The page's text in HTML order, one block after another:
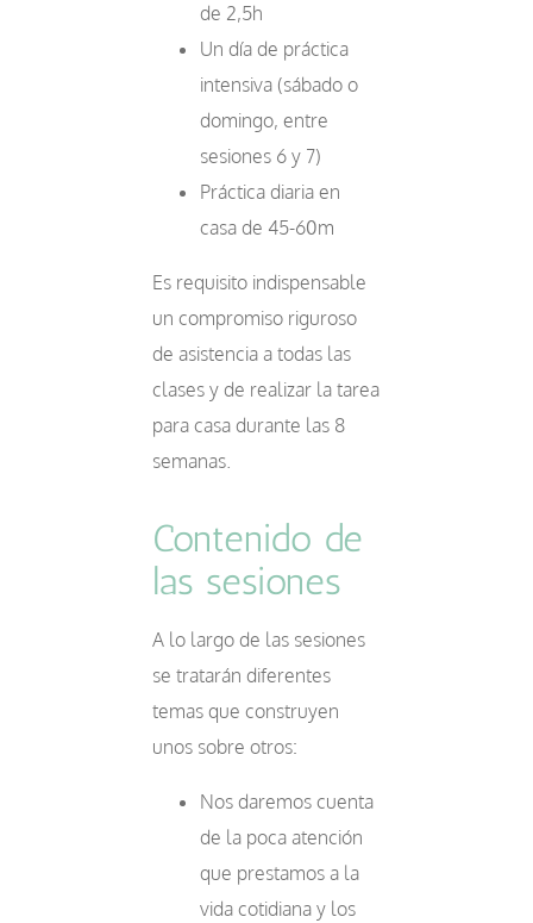
de 2,5h
Un día de práctica
intensiva (sábado o
domingo, entre
sesiones 6 y 7)
Práctica diaria en
casa de 45-60m
Es requisito indispensable
un compromiso riguroso
de asistencia a todas las
clases y de realizar la tarea
para casa durante las 8
semanas.
Contenido de
las sesiones
A lo largo de las sesiones
se tratarán diferentes
temas que construyen
unos sobre otros:
Nos daremos cuenta
de la poca atención
que prestamos a la
vida cotidiana y los